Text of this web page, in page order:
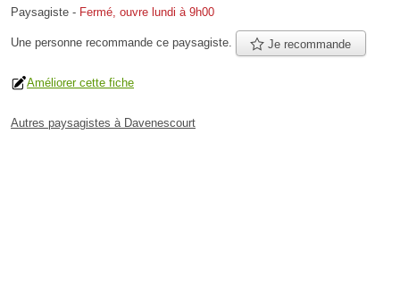
Paysagiste - Fermé, ouvre lundi à 9h00
Une personne recommande ce paysagiste. Je recommande
Améliorer cette fiche
Autres paysagistes à Davenescourt